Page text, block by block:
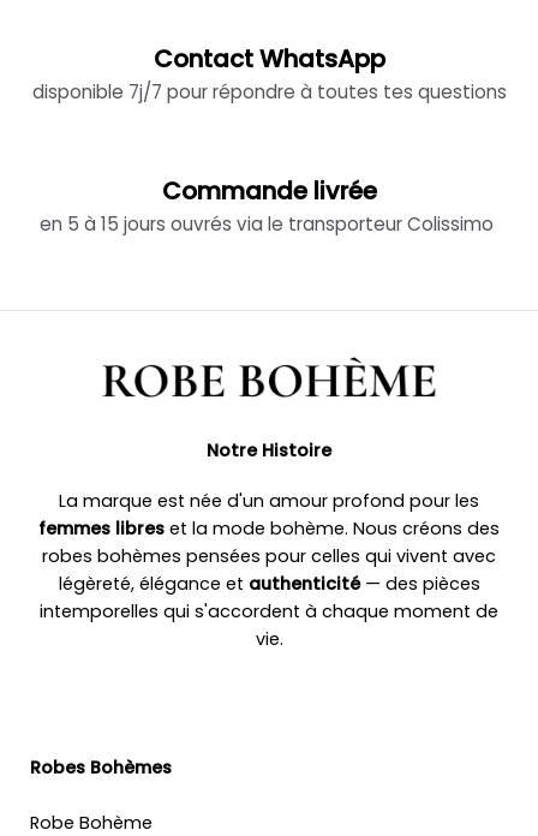
Contact WhatsApp
disponible 7j/7 pour répondre à toutes tes questions
Commande livrée
en 5 à 15 jours ouvrés via le transporteur Colissimo
Notre Histoire
La marque est née d'un amour profond pour les
femmes libres et la mode bohème. Nous créons des
robes bohèmes pensées pour celles qui vivent avec
légèreté, élégance et authenticité— des pièces
intemporelles qui s'accordent à chaque moment de
vie.
Robes Bohèmes
Robe Bohème